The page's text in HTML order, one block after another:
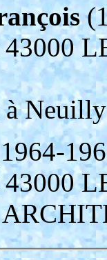
43000
43000